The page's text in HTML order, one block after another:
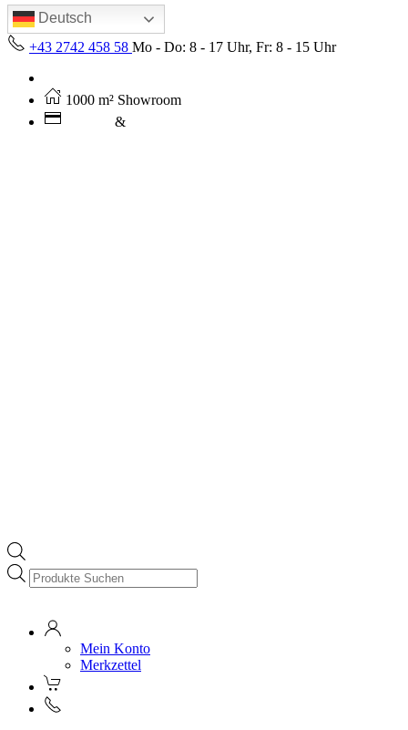
Deutsch
+43 2742 458 58 Mo - Do: 8 - 17 Uhr, Fr: 8 - 15 Uhr
1000 m² Showroom
&
Products
search
Mein Konto
Merkzettel